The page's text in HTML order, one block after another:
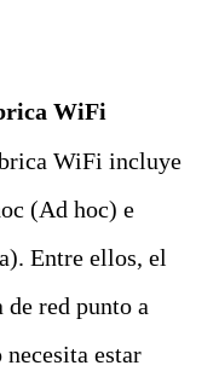
WiFi
WiFi incluye
(Ad hoc) e
Entre ellos, el
red punto a
estar